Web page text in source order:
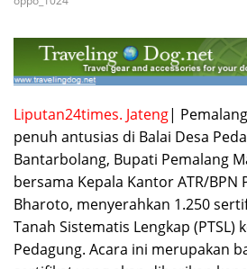
Liputan24times. Jateng|
penuh antusias di Balai Desa
Bantarbolang, Bupati Pemalang
bersama Kepala Kantor ATR/BPN
Bharoto, menyerahkan 1.250
Tanah Sistematis Lengkap (PTSL)
Pedagung. Acara ini merupakan